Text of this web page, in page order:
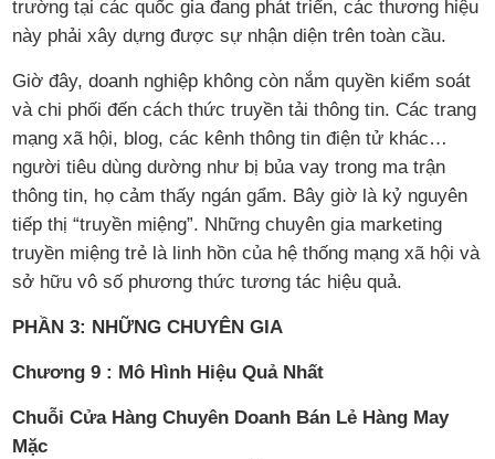
trường tại các quốc gia đang phát triển, các thương hiệu
này phải xây dựng được sự nhận diện trên toàn cầu.
Giờ đây, doanh nghiệp không còn nắm quyền kiểm soát
và chi phối đến cách thức truyền tải thông tin. Các trang
mạng xã hội, blog, các kênh thông tin điện tử khác…
người tiêu dùng dường như bị bủa vay trong ma trận
thông tin, họ cảm thấy ngán gẩm. Bây giờ là kỷ nguyên
tiếp thị “truyền miệng”. Những chuyên gia marketing
truyền miệng trẻ là linh hồn của hệ thống mạng xã hội và
sở hữu vô số phương thức tương tác hiệu quả.
PHẦN 3: NHỮNG CHUYÊN GIA
Chương 9 : Mô Hình Hiệu Quả Nhất
Chuỗi Cửa Hàng Chuyên Doanh Bán Lẻ Hàng May
Mặc